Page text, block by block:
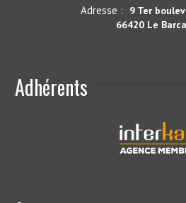
Adresse :
9 Ter
66420 Le
Adhérents